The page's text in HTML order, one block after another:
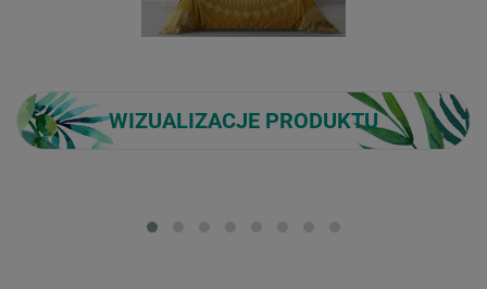
WIZUALIZACJE PRODUKTU